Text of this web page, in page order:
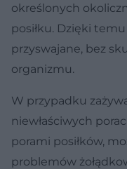
określonych
posiłku. Dzięki
przyswajane, bez
organizmu.
W przypadku
niewłaściwych
porami posiłków,
problemów